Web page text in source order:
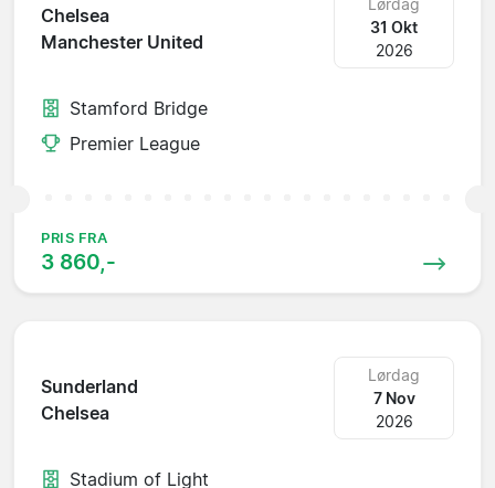
Chelsea
Manchester United
31 Okt
2026
Stamford Bridge
Premier League
PRIS FRA
3 860,-
Sunderland
Chelsea
Lørdag
7 Nov
2026
Stadium of Light